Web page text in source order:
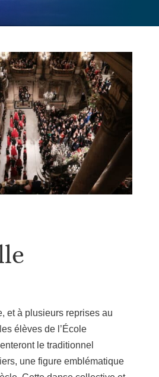
et à plusieurs reprises au
élèves de l’École
le traditionnel
une figure emblématique